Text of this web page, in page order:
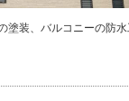
塗装、バルコニーの防